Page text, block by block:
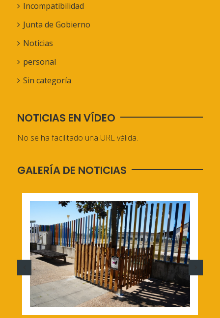
Incompatibilidad
Junta de Gobierno
Noticias
personal
Sin categoría
NOTICIAS EN VÍDEO
No se ha facilitado una URL válida.
GALERÍA DE NOTICIAS